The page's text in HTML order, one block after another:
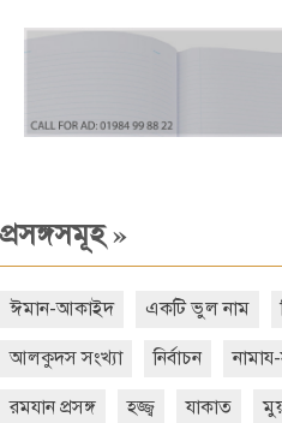
প্রসঙ্গসমূহ»
ঈমান-আকাইদ একটি ভুল নাম
আলকুদস সংখ্যা নির্বাচন
রমযান প্রসঙ্গ হজ্জ্ব যাকাত